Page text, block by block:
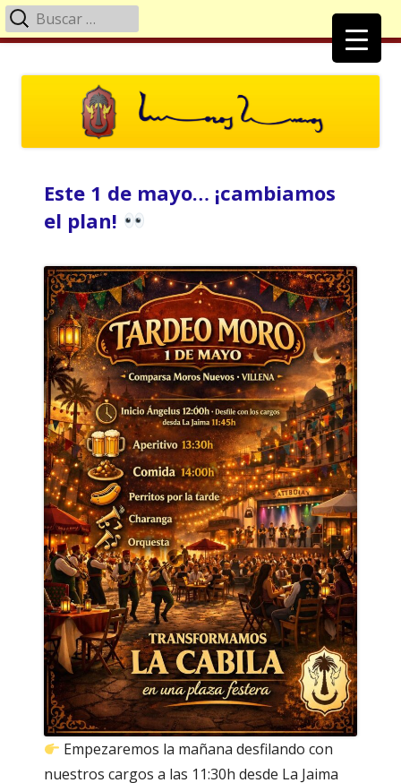
Menú
Buscar:
Este 1 de mayo… ¡cambiamos
el plan!
Empezaremos la mañana desfilando con
nuestros cargos a las 11:30h desde La Jaima